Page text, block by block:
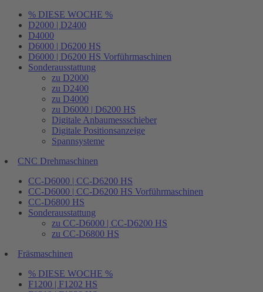
% DIESE WOCHE %
D2000 | D2400
D4000
D6000 | D6200 HS
D6000 | D6200 HS Vorführmaschinen
Sonderausstattung
zu D2000
zu D2400
zu D4000
zu D6000 | D6200 HS
Digitale Anbaumessschieber
Digitale Positionsanzeige
Spannsysteme
CNC Drehmaschinen
CC-D6000 | CC-D6200 HS
CC-D6000 | CC-D6200 HS Vorführmaschinen
CC-D6800 HS
Sonderausstattung
zu CC-D6000 | CC-D6200 HS
zu CC-D6800 HS
Fräsmaschinen
% DIESE WOCHE %
F1200 | F1202 HS